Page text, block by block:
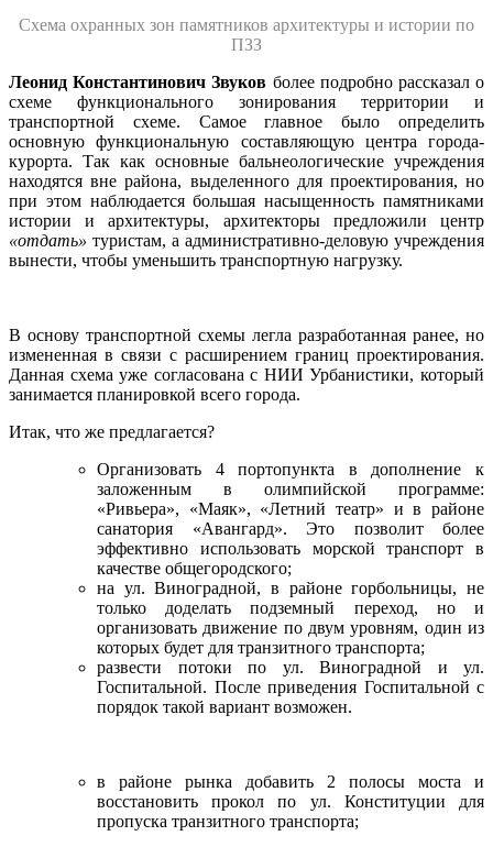
Схема охранных зон памятников архитектуры и истории по
ПЗЗ
Леонид Константинович Звуков более подробно рассказал о
схеме функционального зонирования территории и
транспортной схеме. Самое главное было определить
основную функциональную составляющую центра города-
курорта. Так как основные бальнеологические учреждения
находятся вне района, выделенного для проектирования, но
при этом наблюдается большая насыщенность памятниками
истории и архитектуры, архитекторы предложили центр
«отдать» туристам, а административно-деловую учреждения
вынести, чтобы уменьшить транспортную нагрузку.
В основу транспортной схемы легла разработанная ранее, но
измененная в связи с расширением границ проектирования.
Данная схема уже согласована с НИИ Урбанистики, который
занимается планировкой всего города.
Итак, что же предлагается?
Организовать 4 портопункта в дополнение к
заложенным в олимпийской программе:
«Ривьера», «Маяк», «Летний театр» и в районе
санатория «Авангард». Это позволит более
эффективно использовать морской транспорт в
качестве общегородского;
на ул. Виноградной, в районе горбольницы, не
только доделать подземный переход, но и
организовать движение по двум уровням, один из
которых будет для транзитного транспорта;
развести потоки по ул. Виноградной и ул.
Госпитальной. После приведения Госпитальной с
порядок такой вариант возможен.
в районе рынка добавить 2 полосы моста и
восстановить прокол по ул. Конституции для
пропуска транзитного транспорта;